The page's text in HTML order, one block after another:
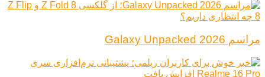
مراسم Galaxy Unpacked 2026